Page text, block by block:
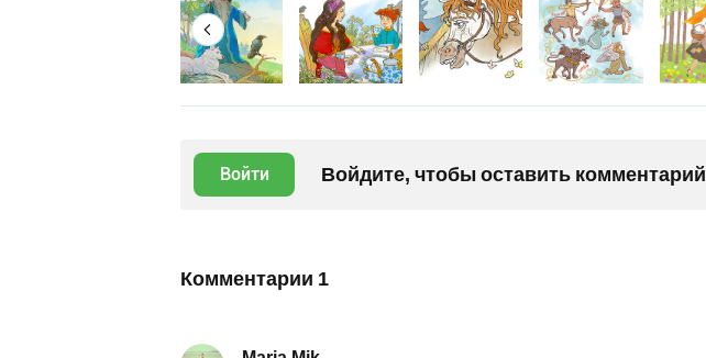
Войти Войдите, чтобы оставить комментарий
Комментарии 1